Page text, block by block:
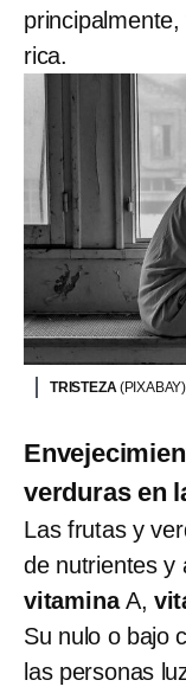
rica.
TRISTEZA(PIXABAY)
verduras en
Las frutas y
de nutrientes y
vitaminaA,
Su nulo o bajo
las personas